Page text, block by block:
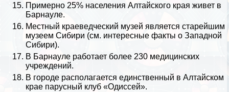
Примерно 25% населения Алтайского края живет в
Барнауле.
Местный краеведческий музей является старейшим
музеем Сибири (см. интересные факты о Западной
Сибири).
В Барнауле работает более 230 медицинских
учреждений.
В городе располагается единственный в Алтайском
крае парусный клуб «Одиссей».